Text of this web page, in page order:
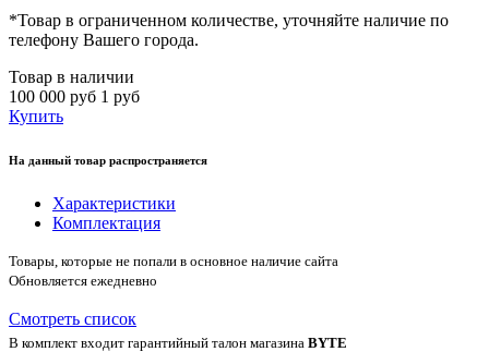
*Товар в ограниченном количестве, уточняйте наличие по
телефону Вашего города.
Товар в наличии
100 000 руб 1 руб
Купить
На данный товар распространяется
Характеристики
Комплектация
Товары, которые не попали в основное наличие сайта
Обновляется ежедневно
Смотреть список
В комплект входит гарантийный талон магазина BYTE